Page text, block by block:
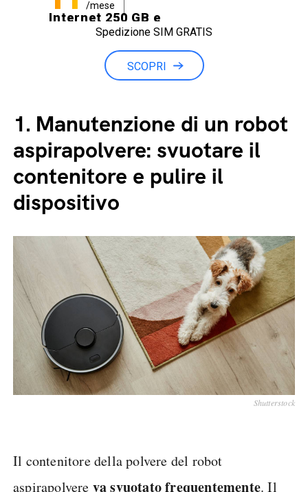
/mese
Internet 250 GB e
Minuti illimitati
Spedizione SIM GRATIS
SCOPRI
1. Manutenzione di un robot
aspirapolvere: svuotare il
contenitore e pulire il
dispositivo
Shutterstock
Il contenitore della polvere del robot
aspirapolvere va svuotato frequentemente. Il